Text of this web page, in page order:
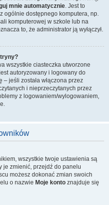
mnie automatycznie. Jest to
ogólnie dostępnego komputera, np.
komputerowej w szkole lub na
to, że administrator ją wyłączył.
?
wszystkie ciasteczka utworzone
autoryzowany i logowany do
jeśli została włączona przez
i nieprzeczytanych przez
z logowaniem/wylogowaniem,
wszystkie twoje ustawienia są
je zmienić, przejdź do panelu
możesz dokonać zmian swoich
o nazwie Moje konto znajduje się